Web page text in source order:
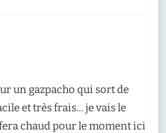
un gazpacho qui sort de
et très frais… je vais le
chaud pour le moment ici